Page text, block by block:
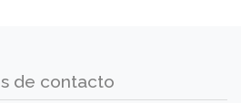
de contacto